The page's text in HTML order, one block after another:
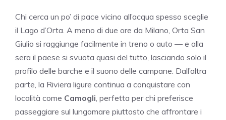
Chi cerca un po’ di pace vicino all’acqua spesso sceglie
il Lago d’Orta. A meno di due ore da Milano, Orta San
Giulio si raggiunge facilmente in treno o auto — e alla
sera il paese si svuota quasi del tutto, lasciando solo il
profilo delle barche e il suono delle campane. Dall’altra
parte, la Riviera ligure continua a conquistare con
località come Camogli , perfetta per chi preferisce
passeggiare sul lungomare piuttosto che affrontare i